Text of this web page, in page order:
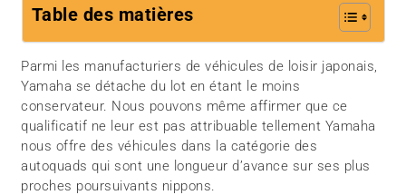
Table des matières
Parmi les manufacturiers de véhicules de loisir japonais,
Yamaha se détache du lot en étant le moins
conservateur. Nous pouvons même affirmer que ce
qualificatif ne leur est pas attribuable tellement Yamaha
nous offre des véhicules dans la catégorie des
autoquads qui sont une longueur d’avance sur ses plus
proches poursuivants nippons.